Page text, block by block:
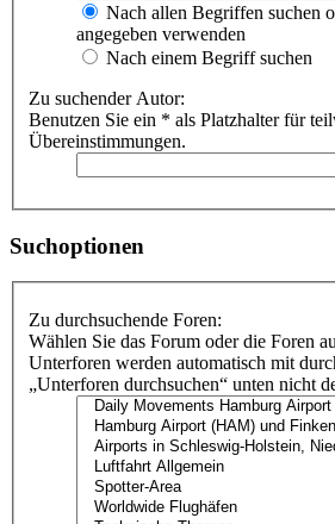
Nach allen Begriffen suchen
angegeben verwenden
Nach einem Begriff suchen
Zu suchender Autor:
Benutzen Sie ein * als Platzhalter für
Übereinstimmungen.
Suchoptionen
Zu durchsuchende Foren:
Wählen Sie das Forum oder die Foren
Unterforen werden automatisch mit
„Unterforen durchsuchen“ unten nicht